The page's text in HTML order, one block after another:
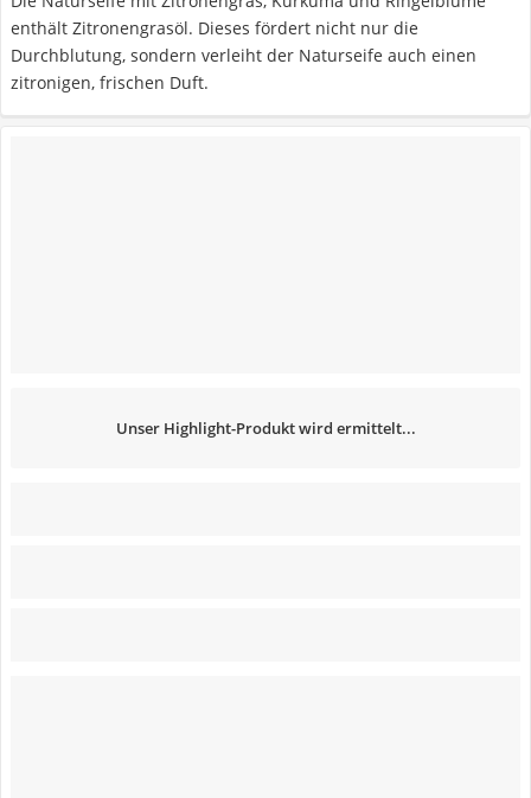
enthält Zitronengrasöl. Dieses fördert nicht nur die
Durchblutung, sondern verleiht der Naturseife auch einen
zitronigen, frischen Duft.
Unser Highlight-Produkt wird ermittelt...